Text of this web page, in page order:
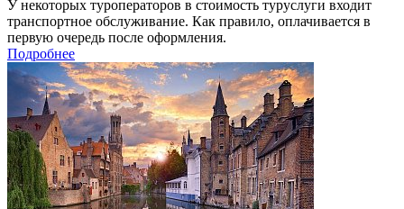
У некоторых туроператоров в стоимость туруслуги входит
транспортное обслуживание. Как правило, оплачивается в
первую очередь после оформления.
Подробнее